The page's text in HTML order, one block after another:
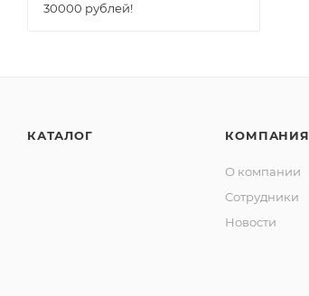
30000 рублей!
КАТАЛОГ КОМПАНИЯ
О компании
Сотрудники
Новости